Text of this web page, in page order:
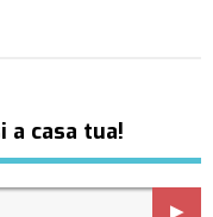
a casa tua!